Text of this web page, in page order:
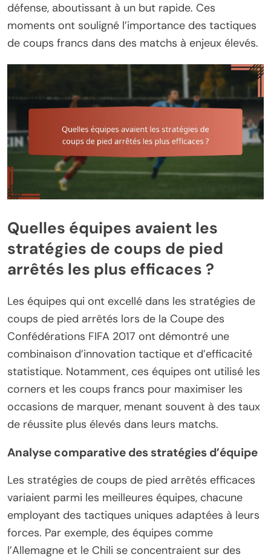
défense, aboutissant à un but rapide. Ces
moments ont souligné l’importance des tactiques
de coups francs dans des matchs à enjeux élevés.
Quelles équipes avaient les
stratégies de coups de pied
arrêtés les plus efficaces ?
Les équipes qui ont excellé dans les stratégies de
coups de pied arrêtés lors de la Coupe des
Confédérations FIFA 2017 ont démontré une
combinaison d’innovation tactique et d’efficacité
statistique. Notamment, ces équipes ont utilisé les
corners et les coups francs pour maximiser les
occasions de marquer, menant souvent à des taux
de réussite plus élevés dans leurs matchs.
Analyse comparative des stratégies d’équipe
Les stratégies de coups de pied arrêtés efficaces
variaient parmi les meilleures équipes, chacune
employant des tactiques uniques adaptées à leurs
forces. Par exemple, des équipes comme
l’Allemagne et le Chili se concentraient sur des